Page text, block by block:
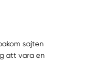
sajten
att vara en